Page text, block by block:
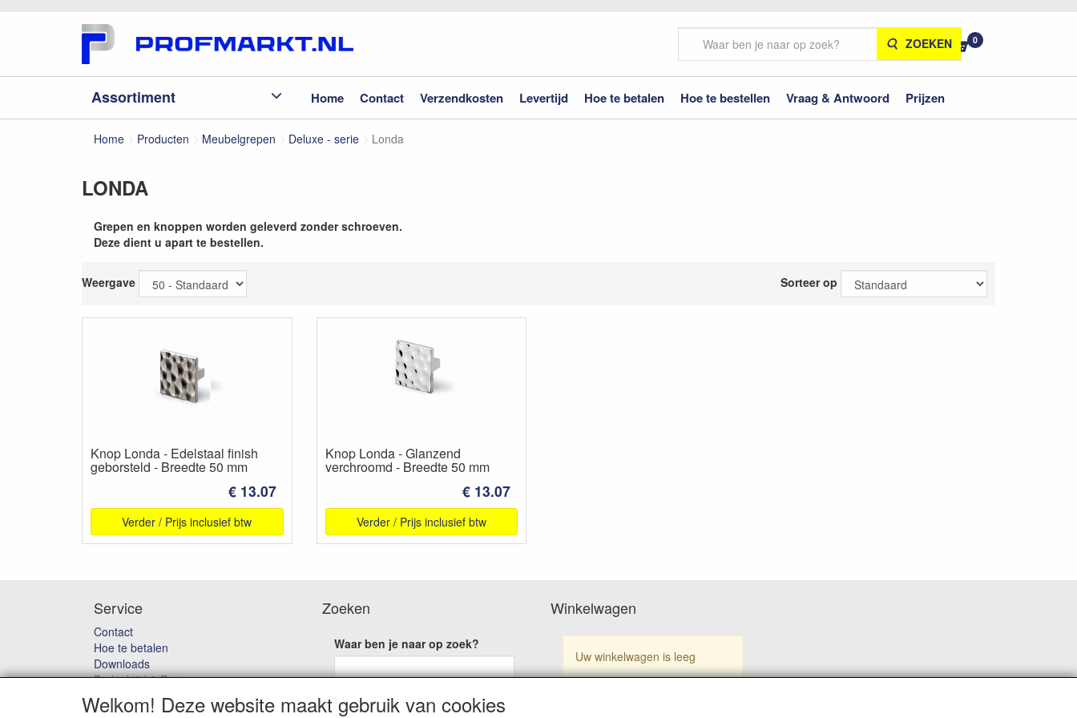
ZOEKEN 0
Assortiment Home Contact Verzendkosten Levertijd Hoe te betalen Hoe te bestellen Vraag & Antwoord Prijzen
Home Producten Meubelgrepen Deluxe - serie Londa
LONDA
Grepen en knoppen worden geleverd zonder schroeven.
Deze dient u apart te bestellen.
Weergave Sorteer op
Knop Londa - Edelstaal finish
geborsteld - Breedte 50 mm
€ 13.07
Verder / Prijs inclusief btw
Knop Londa - Glanzend
verchroomd - Breedte 50 mm
€ 13.07
Verder / Prijs inclusief btw
Service
Contact
Hoe te betalen
Downloads
Bedenktijd & Retourneren
Garantie en klachten
Algemene voorwaarden
Zoeken
Waar ben je naar op zoek?
Winkelwagen
Uw winkelwagen is leeg
Welkom! Deze website maakt gebruik van cookies